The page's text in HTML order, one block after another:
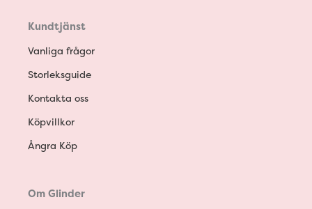
Kundtjänst
Vanliga frågor
Storleksguide
Kontakta oss
Köpvillkor
Ångra Köp
Om Glinder